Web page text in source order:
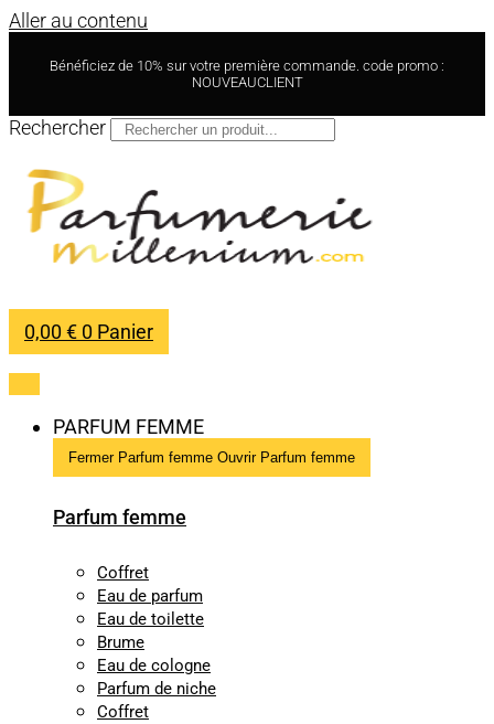
Aller au contenu
Bénéficiez de 10% sur votre première commande. code promo :
NOUVEAUCLIENT
Rechercher
0,00€ 0 Panier
PARFUM FEMME
Fermer Parfum femme Ouvrir Parfum femme
Parfum femme
Coffret
Eau de parfum
Eau de toilette
Brume
Eau de cologne
Parfum de niche
Coffret